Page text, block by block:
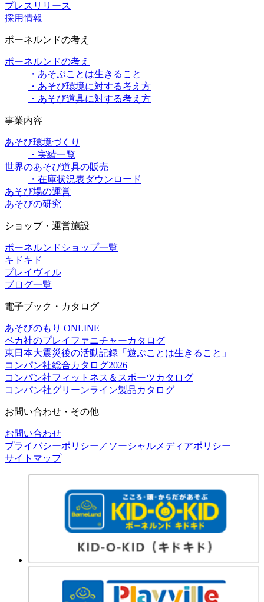
プレスリリース
採用情報
ボーネルンドの考え
ボーネルンドの考え
・あそぶことは生きること
・あそび環境に対する考え方
・あそび道具に対する考え方
事業内容
あそび環境づくり
・実績一覧
世界のあそび道具の販売
・在庫状況表ダウンロード
あそび場の運営
あそびの研究
ショップ・運営施設
ボーネルンドショップ一覧
キドキド
プレイヴィル
ブログ一覧
電子ブック・カタログ
あそびのもり ONLINE
ベカ社のプレイファニチャーカタログ
東日本大震災後の活動記録「遊ぶことは生きること」
コンパン社総合カタログ2026
コンパン社フィットネス＆スポーツカタログ
コンパン社グリーンライン製品カタログ
お問い合わせ・その他
お問い合わせ
プライバシーポリシー／ソーシャルメディアポリシー
サイトマップ